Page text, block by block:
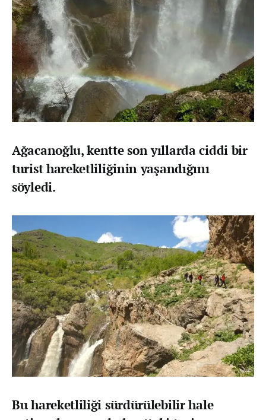
Ağacanoğlu, kentte son yıllarda ciddi bir
turist hareketliliğinin yaşandığını
söyledi.
Bu hareketliliği sürdürülebilir hale